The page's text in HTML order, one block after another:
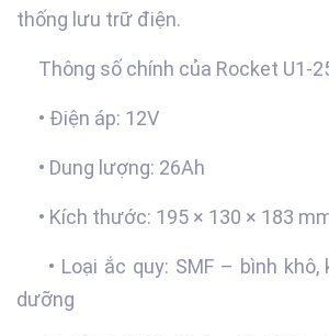
thống lưu trữ điện.
Thông số chính của Rocket U1-
• Điện áp: 12V
• Dung lượng: 26Ah
• Kích thước: 195 × 130 × 183
• Loại ắc quy: SMF – bình khô,
dưỡng